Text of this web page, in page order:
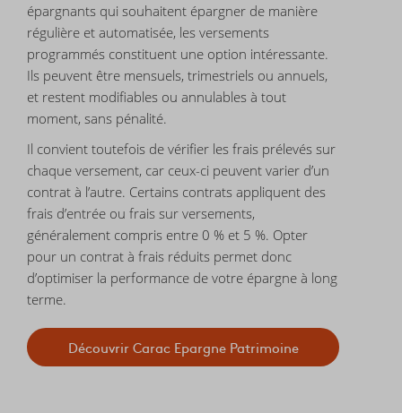
épargnants qui souhaitent épargner de manière
régulière et automatisée, les versements
programmés constituent une option intéressante.
Ils peuvent être mensuels, trimestriels ou annuels,
et restent modifiables ou annulables à tout
moment, sans pénalité.
Il convient toutefois de vérifier les frais prélevés sur
chaque versement, car ceux-ci peuvent varier d’un
contrat à l’autre. Certains contrats appliquent des
frais d’entrée ou frais sur versements,
généralement compris entre 0 % et 5 %. Opter
pour un contrat à frais réduits permet donc
d’optimiser la performance de votre épargne à long
terme.
Découvrir Carac Epargne Patrimoine